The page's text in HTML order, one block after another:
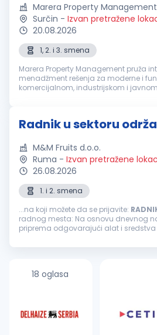
Marera Property Management
Surčin - Izvan pretražene
20.08.2026
1, 2. i 3. smena
Marera Property Management pruža
menadžment rešenja za moderne i
komercijalnom, industrijskom i
Radnik u sektoru
M&M Fruits d.o.o.
Ruma - Izvan pretražene
26.08.2026
1. i 2. smena
...na koji možete da se prijavite:
radnog mesta: Na osnovu dnevnog naloga šefa održavanja
priprema odgovarajući alat i sredstva
održavanju
18 oglasa